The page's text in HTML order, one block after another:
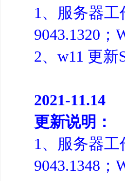
1、服务器工
9043.1320；
2、w11 更
2021-11.14
更新说明：
1、服务器工
9043.1348；